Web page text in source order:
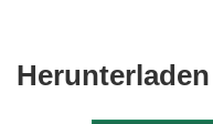
Herunterladen